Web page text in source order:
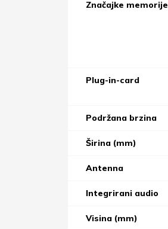
Značajke memorije
Plug-in-card
Podržana brzina
Širina (mm)
Antenna
Integrirani audio
Visina (mm)